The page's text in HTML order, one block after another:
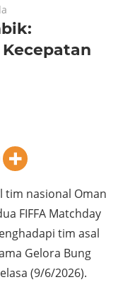
tim nasional Oman
FIFFA Matchday
tim asal
Gelora Bung
(9/6/2026).